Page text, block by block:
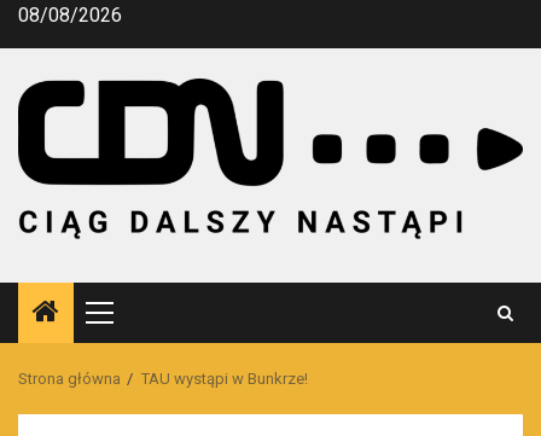
Przejdź
08/08/2026
Menu
główne
Strona główna TAU wystąpi w Bunkrze!